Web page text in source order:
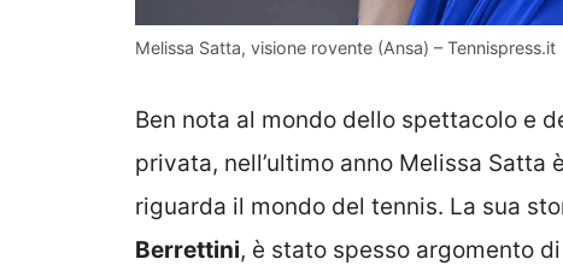
Melissa Satta, visione rovente (Ansa) – Tennispress.it
Ben nota al mondo dello spettacolo e
privata, nell’ultimo anno Melissa
riguarda il mondo del tennis. La sua
Berrettini, è stato spesso argomento